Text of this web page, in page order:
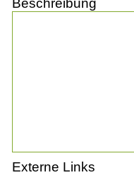
Beschreibung
Externe Links